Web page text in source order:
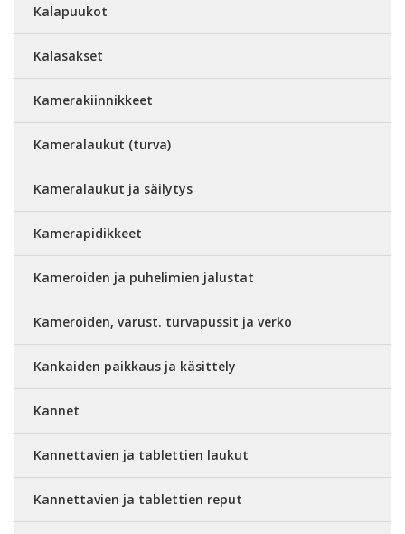
Kalapuukot
Kalasakset
Kamerakiinnikkeet
Kameralaukut (turva)
Kameralaukut ja säilytys
Kamerapidikkeet
Kameroiden ja puhelimien jalustat
Kameroiden, varust. turvapussit ja verko
Kankaiden paikkaus ja käsittely
Kannet
Kannettavien ja tablettien laukut
Kannettavien ja tablettien reput